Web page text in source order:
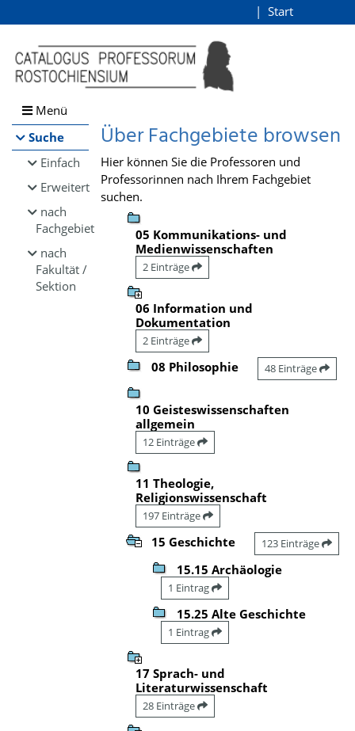
Browsen
direkt zum Inhalt
Start
Menü
Suche
Einfach
Erweitert
nach
Fachgebiet
nach
Fakultät /
Sektion
Über Fachgebiete browsen
Hier können Sie die Professoren und
Professorinnen nach Ihrem Fachgebiet
suchen.
05 Kommunikations- und
Medienwissenschaften
2 Einträge
06 Information und
Dokumentation
2 Einträge
08 Philosophie 48 Einträge
10 Geisteswissenschaften
allgemein
12 Einträge
11 Theologie,
Religionswissenschaft
197 Einträge
15 Geschichte 123 Einträge
15.15 Archäologie
1 Eintrag
15.25 Alte Geschichte
1 Eintrag
17 Sprach- und
Literaturwissenschaft
28 Einträge